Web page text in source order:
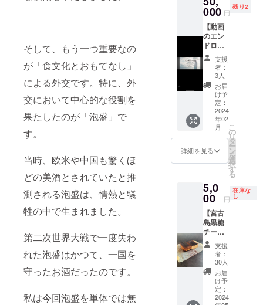
そして、もう一つ重要なの
が「食文化とおもてなし」
による外交です。特に、外
交において中心的な役割を
果たしたのが「泡盛」で
す。
当時、欧米や中国も驚くほ
どの美酒とされていたと推
測される泡盛は、情熱と犠
牲の中で生まれました。
第二次世界大戦で一度失わ
れた泡盛はかつて、一国を
守ったお酒だったのです。
私は今回泡盛を単体では無
加えま
した。
めちゃ
くちゃ
美味し
いので
是非！
ほろよ
い牛と
は、中
西畜産
が提供
する、
泡盛の
餌とし
て与え
かな宮
古島の
牛で
す。 ※
二人前
入り、
真空
パック
でのお
送りと
なりま
す。 ※
送料は
タイム
スケ
ジュー
ルを
シェフ
目線
（原住
民目
線）で
好みに
よって
カスタ
マイズ
しま
す。 ※
ガスト
ズムの
リター
ンは組
み合わ
せるこ
とが可
能で
す。
※2025
年09月
30日ま
で有効
時、必
ず仲間
を集め
てオ
トーリ
をやっ
てま
す。 そ
れは、
酒を沢
山飲む
のが本
質では
無く、
喜びや
楽しさ
際にオ
トーリ
を体験
してみ
ません
か？
（ノン
アル
コール
可） ・
提供方
法 購入
して頂
000 円
残り2
【動画
のエン
ドロー
ルに企
業名や
個人名
を載せ
れる権
利“1/5
サイ
ズ“】 料
理学会
に使用
する動
画と
YouTub
ンド
ロール
に「御
社名や
個人
名、ロ
ゴ」を
掲載し
ます。
また、
NS(Fac
ebook
、イン
支援
者：
3人
お届
け予
定：
2024
年02
月
詳細を見る
こ
の
リ
タ
ー
ン
を
選
択
す
る
5,0
00 円
在庫な
し
【宮古
島黒糖
チーズ
ケー
キ】 エ
タデス
プリで
大人気
だった
チーズ
支援
者：
30人
お届
け予
定：
2024